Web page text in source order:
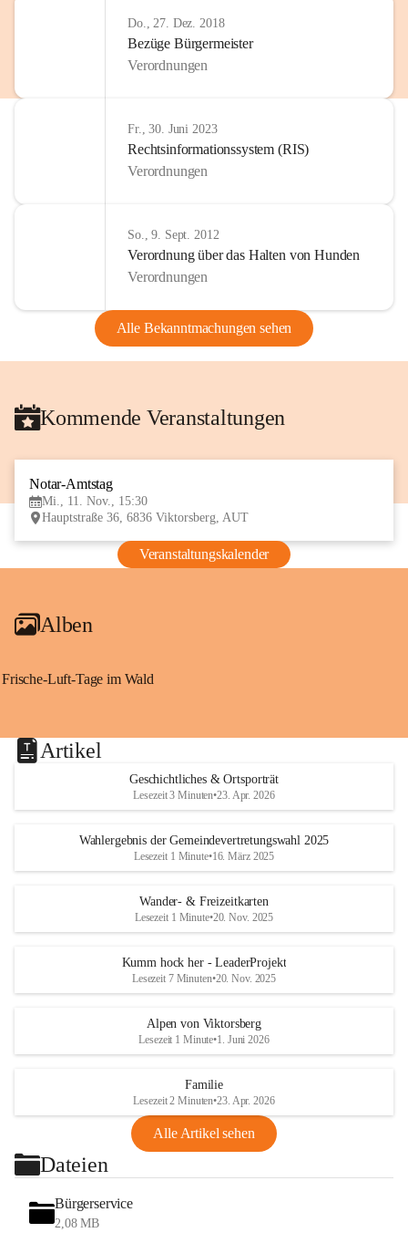
Do., 27. Dez. 2018
Bezüge Bürgermeister
Verordnungen
Fr., 30. Juni 2023
Rechtsinformationssystem (RIS)
Verordnungen
So., 9. Sept. 2012
Verordnung über das Halten von Hunden
Verordnungen
Alle Bekanntmachungen sehen
Kommende Veranstaltungen
Notar-Amtstag
Mi., 11. Nov., 15:30
Hauptstraße 36, 6836 Viktorsberg, AUT
Veranstaltungskalender
Alben
Frische-Luft-Tage im Wald
Artikel
Geschichtliches & Ortsporträt
Lesezeit 3 Minuten•23. Apr. 2026
Wahlergebnis der Gemeindevertretungswahl 2025
Lesezeit 1 Minute•16. März 2025
Wander- & Freizeitkarten
Lesezeit 1 Minute•20. Nov. 2025
Kumm hock her - LeaderProjekt
Lesezeit 7 Minuten•20. Nov. 2025
Alpen von Viktorsberg
Lesezeit 1 Minute•1. Juni 2026
Familie
Lesezeit 2 Minuten•23. Apr. 2026
Alle Artikel sehen
Dateien
Bürgerservice
2,08 MB